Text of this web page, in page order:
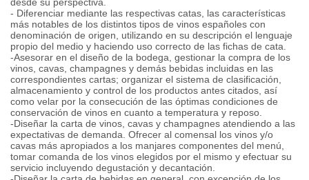
- Diferenciar mediante las respectivas catas, las características
más notables de los distintos tipos de vinos españoles con
denominación de origen, utilizando en su descripción el lenguaje
propio del medio y haciendo uso correcto de las fichas de cata.
-Asesorar en el diseño de la bodega, gestionar la compra de los
vinos, cavas, champagnes y demás bebidas incluidas en las
correspondientes cartas; organizar el sistema de clasificación,
almacenamiento y control de los productos antes citados, así
como velar por la consecución de las óptimas condiciones de
conservación de vinos en cuanto a temperatura y reposo.
-Diseñar la carta de vinos, cavas y champagnes atendiendo a las
expectativas de demanda. Ofrecer al comensal los vinos y/o
cavas más apropiados a los manjares componentes del menú,
tomar comanda de los vinos elegidos por el mismo y efectuar su
servicio incluyendo degustación y decantación.